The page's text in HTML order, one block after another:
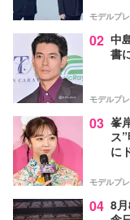
モデルプ
02 中
書
モデルプ
03 峯
ス
に
モデルプ
04 8